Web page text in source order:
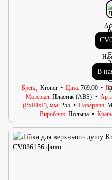
В
Бренд Kroner Ціна 769.00
Матеріал Пластик (ABS)
(ВхШхГ), мм 255 Поверхня
Виробник Польща